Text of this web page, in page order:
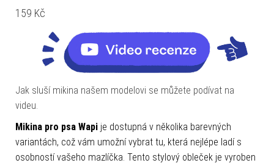
159 Kč
Jak sluší mikina našem modelovi se můžete podívat na
videu.
Mikina pro psa Wapi je dostupná v několika barevných
variantách, což vám umožní vybrat tu, která nejlépe ladí s
osobností vašeho mazlíčka. Tento stylový obleček je vyroben